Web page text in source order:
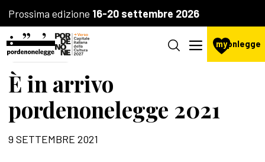
Prossima edizione 16-20 settembre 2026
mypnlegge
IL FESTIVAL
È in arrivo
pordenonelegge 2021
9 SETTEMBRE 2021